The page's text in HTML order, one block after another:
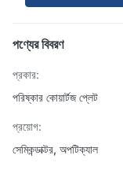
পণ্যের বিবরণ
প্রকার:
পরিষ্কার কোয়ার্টজ প্লেট
প্রয়োগ:
সেমিকন্ডাক্টর, অপটিক্যাল